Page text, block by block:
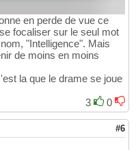
en perde de vue ce
focaliser sur le seul mot
"Intelligence". Mais
de moins en moins
la que le drame se joue
3
0
#6